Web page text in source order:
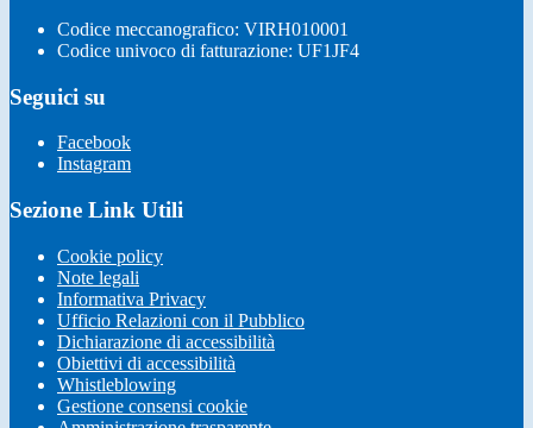
Codice meccanografico: VIRH010001
Codice univoco di fatturazione: UF1JF4
Seguici su
Facebook
Instagram
Sezione Link Utili
Cookie policy
Note legali
Informativa Privacy
Ufficio Relazioni con il Pubblico
Dichiarazione di accessibilità
Obiettivi di accessibilità
Whistleblowing
Gestione consensi cookie